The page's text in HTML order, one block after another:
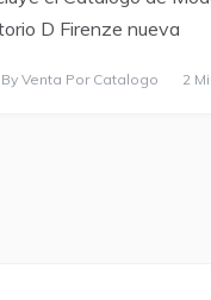
D Firenze nueva
By Venta Por Catalogo 2